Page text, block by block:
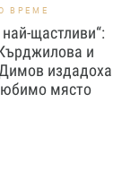
ВРЕМЕ
най-щастливи“:
и
издадоха
място